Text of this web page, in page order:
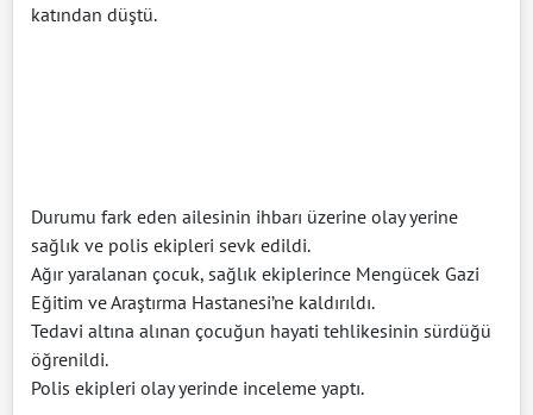
katından düştü.
Durumu fark eden ailesinin ihbarı üzerine olay yerine
sağlık ve polis ekipleri sevk edildi.
Ağır yaralanan çocuk, sağlık ekiplerince Mengücek Gazi
Eğitim ve Araştırma Hastanesi’ne kaldırıldı.
Tedavi altına alınan çocuğun hayati tehlikesinin sürdüğü
öğrenildi.
Polis ekipleri olay yerinde inceleme yaptı.